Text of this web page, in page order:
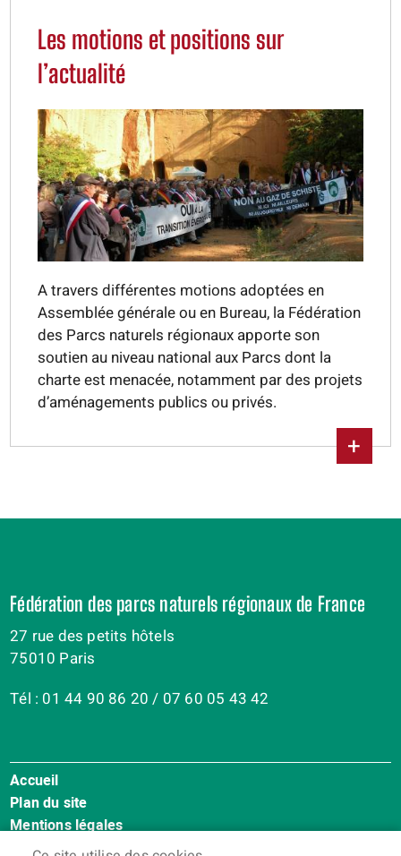
Les motions et positions sur
l’actualité
A travers différentes motions adoptées en
Assemblée générale ou en Bureau, la Fédération
des Parcs naturels régionaux apporte son
soutien au niveau national aux Parcs dont la
charte est menacée, notamment par des projets
d’aménagements publics ou privés.
+
Fédération des parcs naturels régionaux de France
27 rue des petits hôtels
75010 Paris
Tél : 01 44 90 86 20 / 07 60 05 43 42
Menu
Pied
de
Accueil
Plan du site
Mentions légales
Accessibilité : Non conforme